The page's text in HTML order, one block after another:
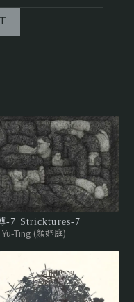
捆縛-7 Stricktures-7
Yu-Ting (顏妤庭)